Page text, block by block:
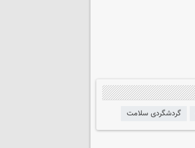
گردشگردی سلامت